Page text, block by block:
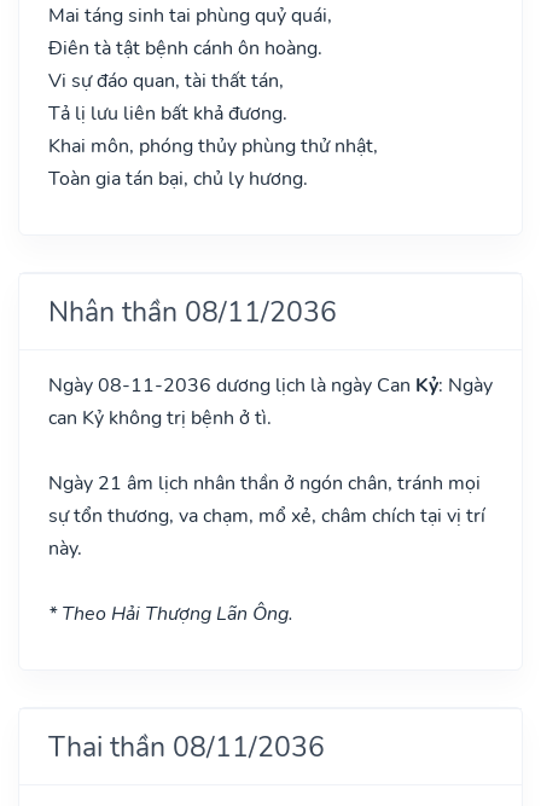
Mai táng sinh tai phùng quỷ quái,
Điên tà tật bệnh cánh ôn hoàng.
Vi sự đáo quan, tài thất tán,
Tả lị lưu liên bất khả đương.
Khai môn, phóng thủy phùng thử nhật,
Toàn gia tán bại, chủ ly hương.
Nhân thần 08/11/2036
Ngày 08-11-2036 dương lịch là ngày Can Kỷ: Ngày
can Kỷ không trị bệnh ở tì.
Ngày 21 âm lịch nhân thần ở ngón chân, tránh mọi
sự tổn thương, va chạm, mổ xẻ, châm chích tại vị trí
này.
* Theo Hải Thượng Lãn Ông.
Thai thần 08/11/2036